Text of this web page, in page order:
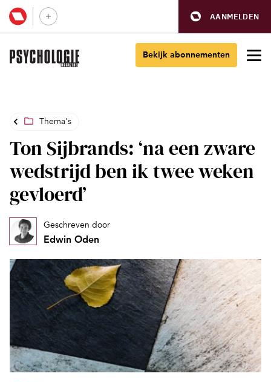
AANMELDEN
Bekijk abonnementen
Thema's
Ton Sijbrands: ‘na een zware
wedstrijd ben ik twee weken
gevloerd’
Geschreven door
Edwin Oden